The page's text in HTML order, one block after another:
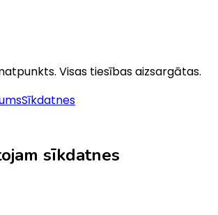
. Visas tiesības aizsargātas.
Sīkdatnes
sīkdatnes